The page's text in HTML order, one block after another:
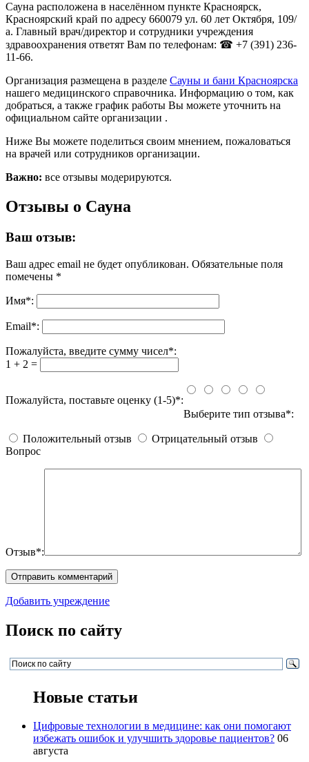
Сауна расположена в населённом пункте Красноярск,
Красноярский край по адресу 660079 ул. 60 лет Октября, 109/
а. Главный врач/директор и сотрудники учреждения
здравоохранения ответят Вам по телефонам: ☎ +7 (391) 236-
11-66.
Организация размещена в разделе Сауны и бани Красноярска
нашего медицинского справочника. Информацию о том, как
добраться, а также график работы Вы можете уточнить на
официальном сайте организации .
Ниже Вы можете поделиться своим мнением, пожаловаться
на врачей или сотрудников организации.
Важно: все отзывы модерируются.
Отзывы о Сауна
Ваш отзыв:
Ваш адрес email не будет опубликован. Обязательные поля
помечены *
Имя*:
Email*:
Пожалуйста, введите сумму чисел*:
1 + 2 =
Пожалуйста, поставьте оценку (1-5)*:
Выберите тип отзыва*:
Положительный отзыв
Отрицательный отзыв
Вопрос
Отзыв*:
Добавить учреждение
Поиск по сайту
Новые статьи
Цифровые технологии в медицине: как они помогают
избежать ошибок и улучшить здоровье пациентов? 06
августа